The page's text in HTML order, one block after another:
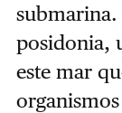
submarina.
posidonia,
este mar